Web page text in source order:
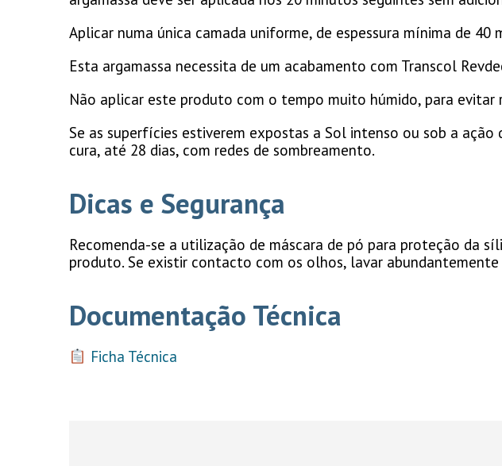
Aplicar numa única camada uniforme, de espessura mínima de
Esta argamassa necessita de um acabamento com Transcol
Não aplicar este produto com o tempo muito húmido, para evitar
Se as superfícies estiverem expostas a Sol intenso ou sob a
cura, até 28 dias, com redes de sombreamento.
Dicas e Segurança
Recomenda-se a utilização de máscara de pó para proteção da
produto. Se existir contacto com os olhos, lavar abundantemente
Documentação Técnica
Ficha Técnica